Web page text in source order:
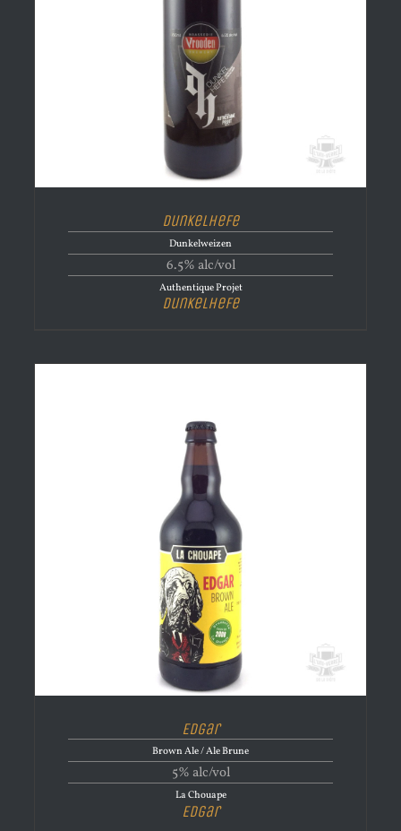
Dunkelhefe
Dunkelweizen
6.5% alc/vol
Authentique Projet
Dunkelhefe
Edgar
Brown Ale / Ale Brune
5% alc/vol
La Chouape
Edgar